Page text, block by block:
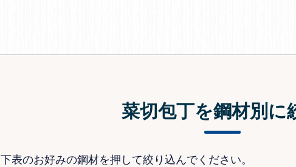
菜切包丁を鋼材別に
下表のお好みの鋼材を押して絞り込んでください。